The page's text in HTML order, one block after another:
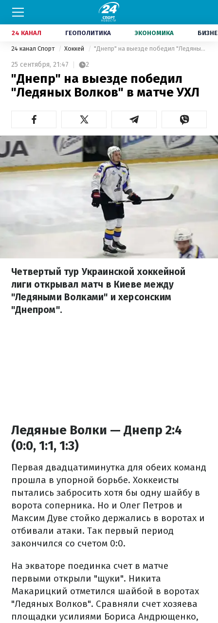
24 КАНАЛ ГЕОПОЛИТИКА ЭКОНОМИКА
24 канал Спорт Хоккей "Днепр" на выезде победил "Ледяных Волков" в матче УХЛ
25 сентября, 21:47 2
"Днепр" на выезде победил
"Ледяных Волков" в матче УХЛ
Четвертый тур Украинской хоккейной
лиги открывал матч в Киеве между
"Ледяными Волками" и херсонским
"Днепром".
Ледяные Волки — Днепр 2:4
(0:0, 1:1, 1:3)
Первая двадцатиминутка для обеих команд
прошла в упорной борьбе. Хоккеисты
пытались забросить хотя бы одну шайбу в
ворота соперника. Но и Олег Петров и
Максим Дуве стойко держались в воротах и
отбивали атаки. Так первый период
закончился со счетом 0:0.
На экваторе поединка счет в матче
первыми открыли "щуки". Никита
Макарицкий отметился шайбой в воротах
"Ледяных Волков". Сравняли счет хозяева
площадки усилиями Бориса Андрющенко,